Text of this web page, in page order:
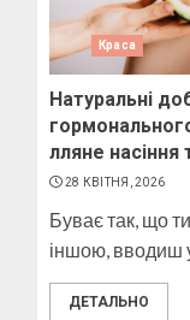
Краса
Натуральні
лляне насіння
28 КВІТНЯ, 2026
Буває так, що
іншою, вводиш
ДЕТАЛЬНО